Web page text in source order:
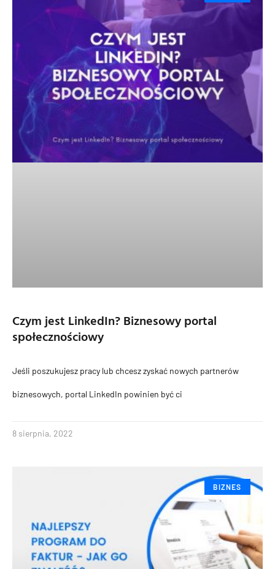
Czym jest LinkedIn? Biznesowy portal
społecznościowy
Jeśli poszukujesz pracy lub chcesz zyskać nowych partnerów
biznesowych, portal LinkedIn powinien być ci
8 sierpnia, 2022
BIZNES